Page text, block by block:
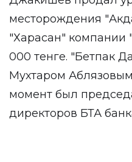
месторождения
"Харасан" компании
000 тенге. "Бетпак
Мухтаром
момент был
директоров БТА